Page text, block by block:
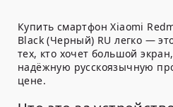
Купить смартфон Xiaomi
Black (Черный) RU легко —
тех, кто хочет большой
надёжную русскоязычную
цене.